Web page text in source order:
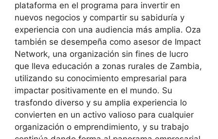
plataforma en el programa para invertir en
nuevos negocios y compartir su sabiduría y
experiencia con una audiencia más amplia. Oza
también se desempeña como asesor de Impact
Network, una organización sin fines de lucro
que lleva educación a zonas rurales de Zambia,
utilizando su conocimiento empresarial para
impactar positivamente en el mundo. Su
trasfondo diverso y su amplia experiencia lo
convierten en un activo valioso para cualquier
organización o emprendimiento, y su trabajo